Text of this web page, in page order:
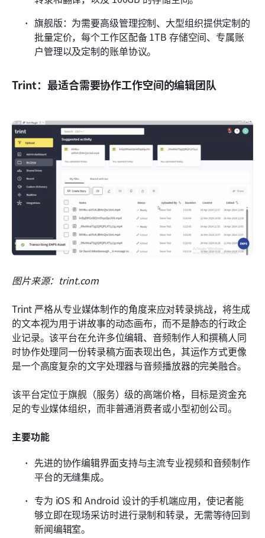
旗舰版：为需要高级管理控制、大型组织提供定制的
批量定价，每个工作区配备 1TB 存储空间、专属账
户管理以及定制的账单协议。
Trint：最适合需要协作工作空间的编辑团队
图片来源：trint.com
Trint 严格从专业媒体制作的角度来应对转录挑战，将生成
的文本视为用于讲故事的动态画布，而不是静态的行政企
业记录。该平台在允许多位编辑、音频制作人和撰稿人同
时协作处理同一份转录稿方面表现出色，其运作方式更像
是一个高度复杂的文字处理器与音频播放器的完美融合。
该平台定位于旗舰（服务）级的高端价格，目标是资金充
足的专业媒体组织，而非普通消费者或小型初创公司。
主要功能
先进的协作编辑界面支持与主流专业视频和音频制作
平台的无缝集成。
专为 iOS 和 Android 设计的手机端应用，使记者能
够立即在现场采访时进行录制和转录，无需等待回到
新闻编辑室。